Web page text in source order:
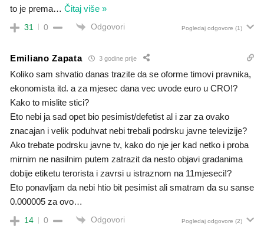
to je prema… Čitaj više »
31 0 Odgovori Pogledaj odgovore (1)
Emiliano Zapata 3 godine prije
Koliko sam shvatio danas trazite da se oforme timovi pravnika,
ekonomista itd. a za mjesec dana vec uvode euro u CRO!?
Kako to mislite stici?
Eto nebi ja sad opet bio pesimist/defetist al i zar za ovako
znacajan i velik poduhvat nebi trebali podrsku javne televizije?
Ako trebate podrsku javne tv, kako do nje jer kad netko i proba
mirnim ne nasilnim putem zatrazit da nesto objavi gradanima
dobije etiketu terorista i zavrsi u istraznom na 11mjeseci!?
Eto ponavljam da nebi htio bit pesimist ali smatram da su sanse
0.000005 za ovo…
14 0 Odgovori Pogledaj odgovore (2)